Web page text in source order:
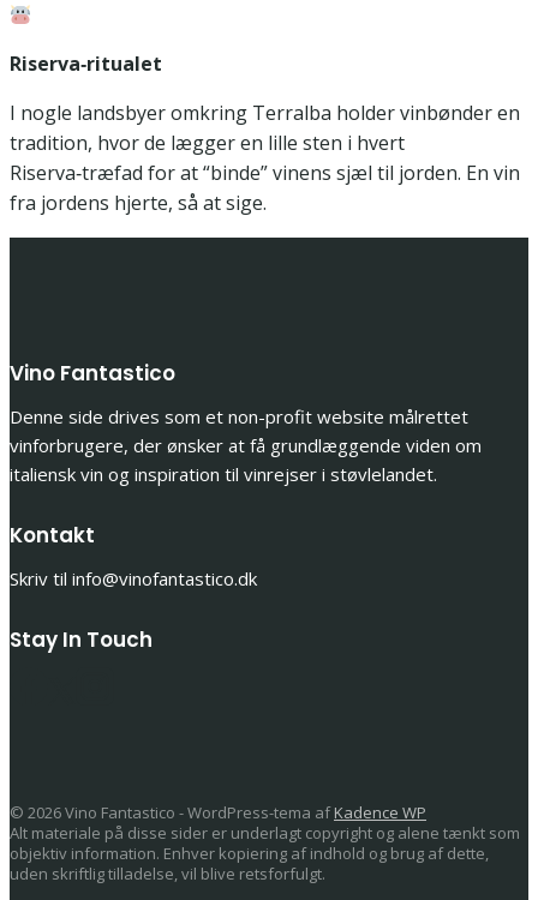
Riserva‑ritualet
I nogle landsbyer omkring Terralba holder vinbønder en
tradition, hvor de lægger en lille sten i hvert
Riserva‑træfad for at “binde” vinens sjæl til jorden. En vin
fra jordens hjerte, så at sige.
Vino Fantastico
Denne side drives som et non-profit website målrettet
vinforbrugere, der ønsker at få grundlæggende viden om
italiensk vin og inspiration til vinrejser i støvlelandet.
Kontakt
Skriv til info@vinofantastico.dk
Stay In Touch
© 2026 Vino Fantastico - WordPress-tema afKadence WP
Alt materiale på disse sider er underlagt copyright og alene tænkt som
objektiv information. Enhver kopiering af indhold og brug af dette,
uden skriftlig tilladelse, vil blive retsforfulgt.